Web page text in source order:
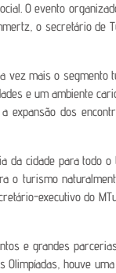
O evento
o secretário de
vez mais o segmento
e um ambiente
expansão dos
da cidade para todo
o turismo
executivo do
e grandes
Olimpíadas, houve